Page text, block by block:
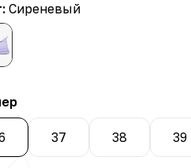
Сиреневый
37 38 39